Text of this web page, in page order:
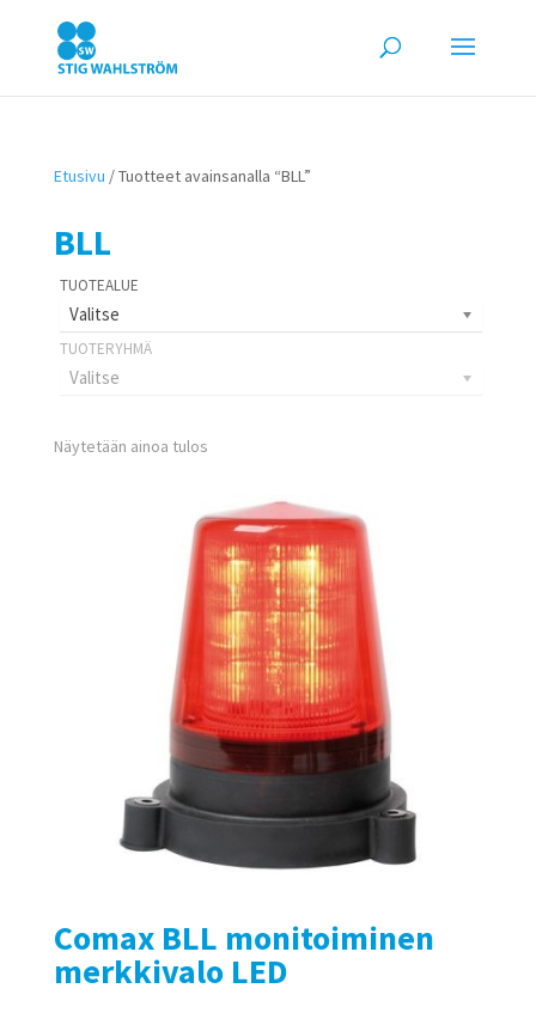
Etusivu / Tuotteet avainsanalla “BLL”
BLL
Valitse
Valitse
Näytetään ainoa tulos
Comax BLL monitoiminen
merkkivalo LED